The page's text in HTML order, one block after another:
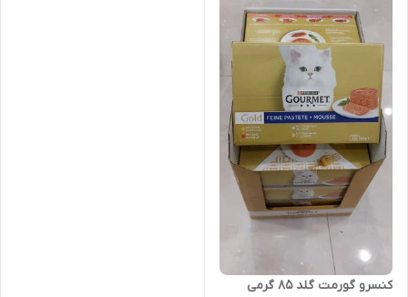
کنسرو گورمت گلد 85 گرمی